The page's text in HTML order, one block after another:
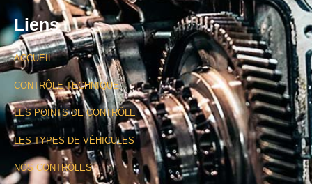
Liens
ACCUEIL
CONTRÔLE TECHNIQUE
LES POINTS DE CONTRÔLE
LES TYPES DE VÉHICULES
NOS CONTRÔLES